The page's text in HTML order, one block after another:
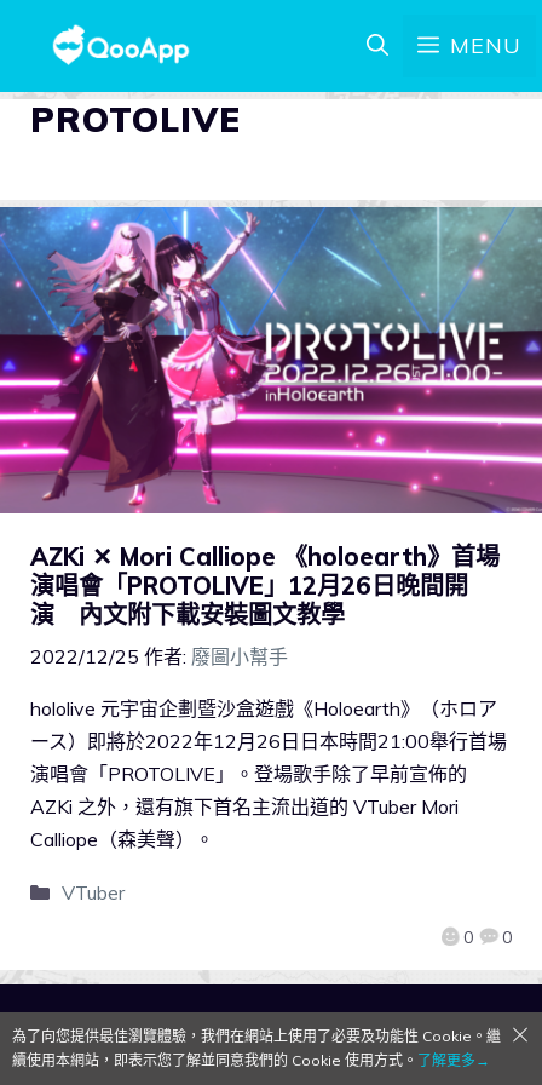
MENU
PROTOLIVE
AZKi ✕ Mori Calliope 《holoearth》首場
演唱會「PROTOLIVE」12月26日晚間開
演 內文附下載安裝圖文教學
2022/12/25 作者: 廢圖小幫手
0 0
hololive 元宇宙企劃暨沙盒遊戲《Holoearth》（ホロア
ース）即將於2022年12月26日日本時間21:00舉行首場
演唱會「PROTOLIVE」。登場歌手除了早前宣佈的
AZKi 之外，還有旗下首名主流出道的 VTuber Mori
Calliope（森美聲）。
VTuber
QooApp Limited © 2026
為了向您提供最佳瀏覽體驗，我們在網站上使用了必要及功能性 Cookie。繼
續使用本網站，即表示您了解並同意我們的 Cookie 使用方式。 了解更多→